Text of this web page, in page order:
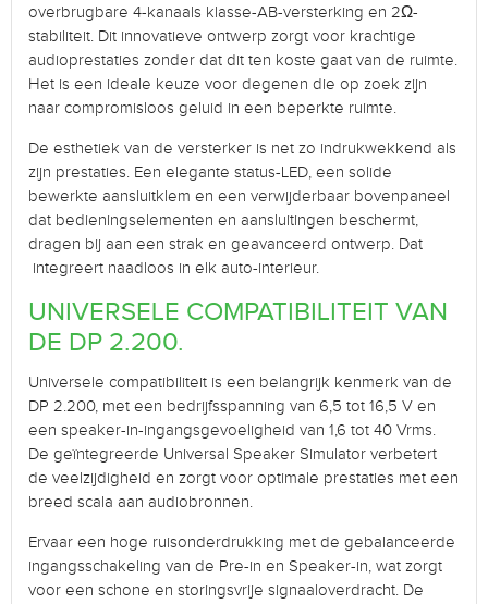
overbrugbare 4-kanaals klasse-AB-versterking en 2Ω-
stabiliteit. Dit innovatieve ontwerp zorgt voor krachtige
audioprestaties zonder dat dit ten koste gaat van de ruimte.
Het is een ideale keuze voor degenen die op zoek zijn
naar compromisloos geluid in een beperkte ruimte.
De esthetiek van de versterker is net zo indrukwekkend als
zijn prestaties. Een elegante status-LED, een solide
bewerkte aansluitklem en een verwijderbaar bovenpaneel
dat bedieningselementen en aansluitingen beschermt,
dragen bij aan een strak en geavanceerd ontwerp. Dat
integreert naadloos in elk auto-interieur.
UNIVERSELE COMPATIBILITEIT VAN
DE DP 2.200.
Universele compatibiliteit is een belangrijk kenmerk van de
DP 2.200, met een bedrijfsspanning van 6,5 tot 16,5 V en
een speaker-in-ingangsgevoeligheid van 1,6 tot 40 Vrms.
De geïntegreerde Universal Speaker Simulator verbetert
de veelzijdigheid en zorgt voor optimale prestaties met een
breed scala aan audiobronnen.
Ervaar een hoge ruisonderdrukking met de gebalanceerde
ingangsschakeling van de Pre-in en Speaker-in, wat zorgt
voor een schone en storingsvrije signaaloverdracht. De